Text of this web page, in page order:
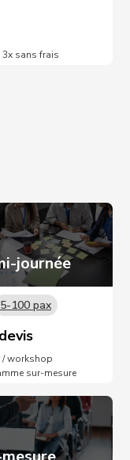
3x sans frais
journée
5-100 pax
/ workshop
sur-mesure